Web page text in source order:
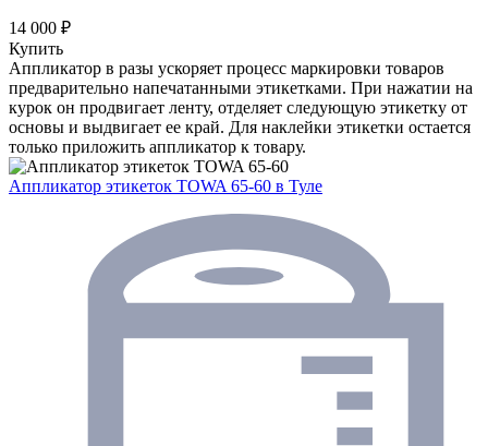
14 000 ₽
Купить
Аппликатор в разы ускоряет процесс маркировки товаров
предварительно напечатанными этикетками. При нажатии на
курок он продвигает ленту, отделяет следующую этикетку от
основы и выдвигает ее край. Для наклейки этикетки остается
только приложить аппликатор к товару.
Аппликатор этикеток TOWA 65-60 в Туле